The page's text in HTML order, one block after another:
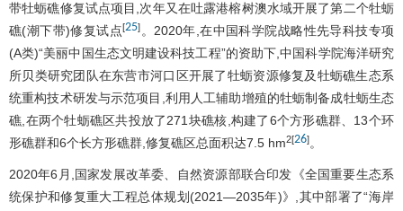
带牡蛎礁修复试点项目,次年又在吐露港榕树澳水域开展了第二个牡蛎
礁(潮下带)修复试点[25] 。2020年,在中国科学院战略性先导科技专项
(A类)“美丽中国生态文明建设科技工程”的资助下,中国科学院海洋研究
所贝类研究团队在东营市河口区开展了牡蛎资源修复及牡蛎礁生态系
统重构技术研发与示范项目,利用人工辅助增殖的牡蛎制备成牡蛎生态
礁,在两个牡蛎礁区共投放了271块礁核,构建了6个方形礁群、13个环
形礁群和6个长方形礁群,修复礁区总面积达7.5 hm2[26]。
2020年6月,国家发展改革委、自然资源部联合印发《全国重要生态系
统保护和修复重大工程总体规划(2021—2035年)》,其中部署了“海岸